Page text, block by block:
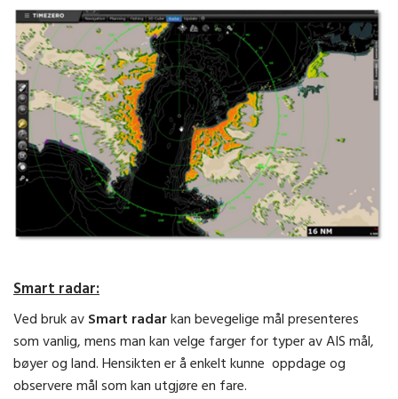
Smart radar:
Ved bruk avSmart radarkan bevegelige mål presenteres
som vanlig, mens man kan velge farger for typer av AIS mål,
bøyer og land. Hensikten er å enkelt kunne oppdage og
observere mål som kan utgjøre en fare.